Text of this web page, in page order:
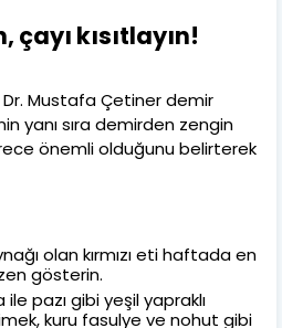
çayı kısıtlayın!
Mustafa Çetiner demir
yanı sıra demirden zengin
önemli olduğunu belirterek
olan kırmızı eti haftada en
gösterin.
pazı gibi yeşil yapraklı
kuru fasulye ve nohut gibi